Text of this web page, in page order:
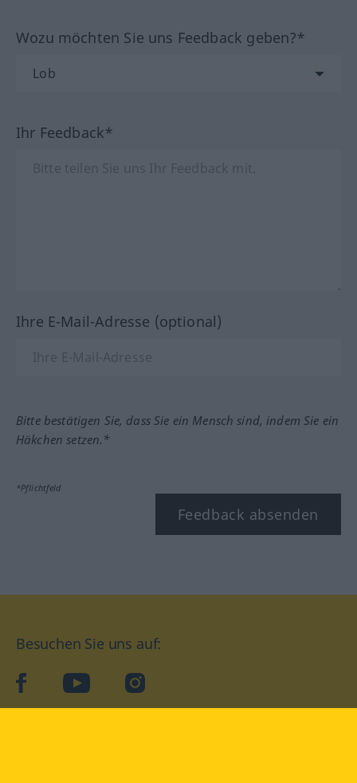
Wozu möchten Sie uns Feedback geben?*
Ihr Feedback*
Ihre E-Mail-Adresse (optional)
Bitte bestätigen Sie, dass Sie ein Mensch sind, indem Sie ein
Häkchen setzen.*
*Pflichtfeld
Feedback absenden
Besuchen Sie uns auf:
facebookYouTube Instagram